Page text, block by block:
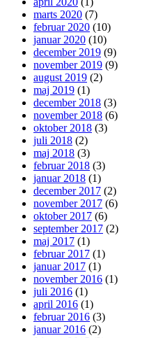
marts 2020 (7)
februar 2020 (10)
januar 2020 (10)
december 2019 (9)
november 2019 (9)
august 2019 (2)
maj 2019 (1)
december 2018 (3)
november 2018 (6)
oktober 2018 (3)
juli 2018 (2)
maj 2018 (3)
februar 2018 (3)
januar 2018 (1)
december 2017 (2)
november 2017 (6)
oktober 2017 (6)
september 2017 (2)
maj 2017 (1)
februar 2017 (1)
januar 2017 (1)
november 2016 (1)
juli 2016 (1)
april 2016 (1)
februar 2016 (3)
januar 2016 (2)